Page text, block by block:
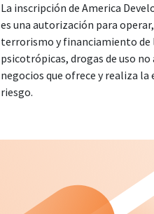
La inscripción de America
es una autorización para
terrorismo y financiamiento de
psicotrópicas, drogas de uso
negocios que ofrece y realiza
riesgo.